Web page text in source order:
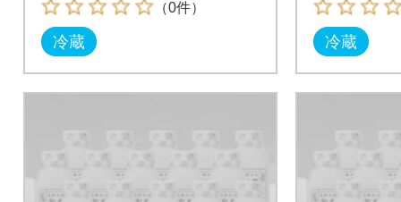
（0件）
冷蔵 冷蔵